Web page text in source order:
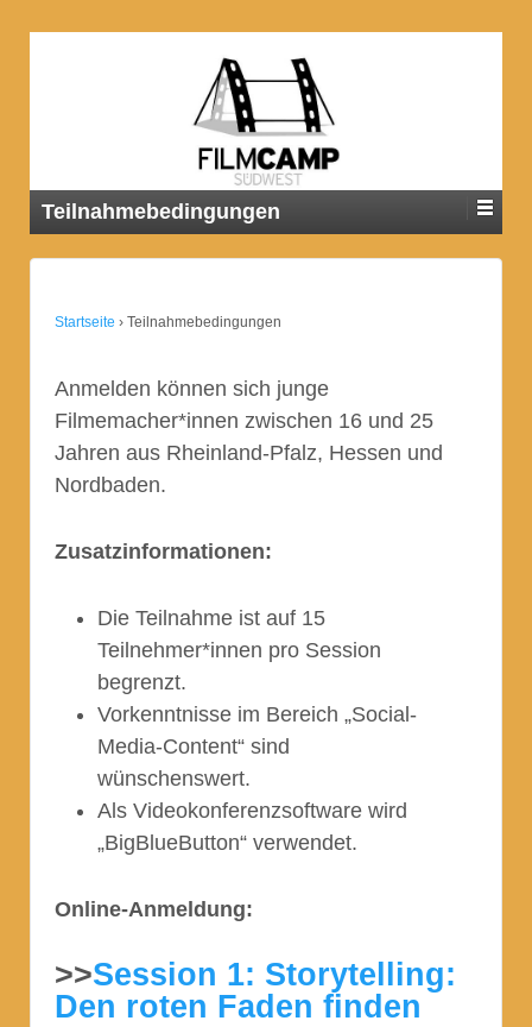
Teilnahmebedingungen
Startseite › Teilnahmebedingungen
Anmelden können sich junge
Filmemacher*innen zwischen 16 und 25
Jahren aus Rheinland-Pfalz, Hessen und
Nordbaden.
Zusatzinformationen:
Die Teilnahme ist auf 15
Teilnehmer*innen pro Session
begrenzt.
Vorkenntnisse im Bereich „Social-
Media-Content“ sind
wünschenswert.
Als Videokonferenzsoftware wird
„BigBlueButton“ verwendet.
Online-Anmeldung:
>>Session 1: Storytelling:
Den roten Faden finden